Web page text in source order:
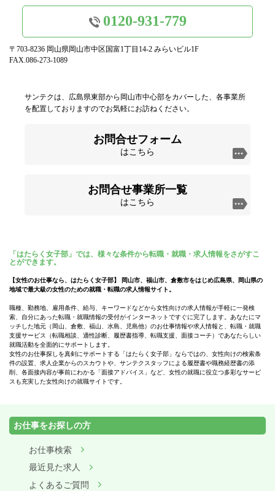
0120-931-779
〒703-8236 岡山県岡山市中区国富1丁目14-2 みらいビル1F
FAX.086-273-1089
サンテクは、広島県東部から岡山市中心部をカバーした、各事業所
を配置しておりますのでお気軽にお訪ねください。
お問合せフォーム
はこちら
お問合せ事業所一覧
はこちら
「はたらく女子部」では、様々な条件から転職・就職・求人情報をさがすこ
とができます。
【女性のお仕事なら、はたらく女子部】 岡山市、福山市、倉敷市をはじめ広島県、岡山県の
地域で最大級の女性のための就職・転職の求人情報サイト。
職種、勤務地、雇用条件、給与、キーワードなどから女性向けの求人情報が手軽に一発検
索、自分にあった転職・就職情報の受付がインターネットですぐに完了します。あなたにマ
ッチした地元（岡山、倉敷、福山、水島、児島他）のお仕事情報や求人情報と、転職・就職
支援サービス（転職相談、適性診断、履歴書指導、転職支援、面接コーチ）であなたらしい
就職活動を全面的にサポートします。
女性のお仕事探しを真剣にサポートする「はたらく女子部」ならではの、女性向けの検索条
件の設置、求人企業からのスカウトや、サンテクスタッフによる履歴書や職務経歴書の添
削、各面接内容が事前にわかる「面接アドバイス」など、女性の就職に役立つ多彩なサービ
スも充実した女性向けの就職サイトです。
お仕事をお探しの方
お仕事検索
最近見た求人
よくあるご質問